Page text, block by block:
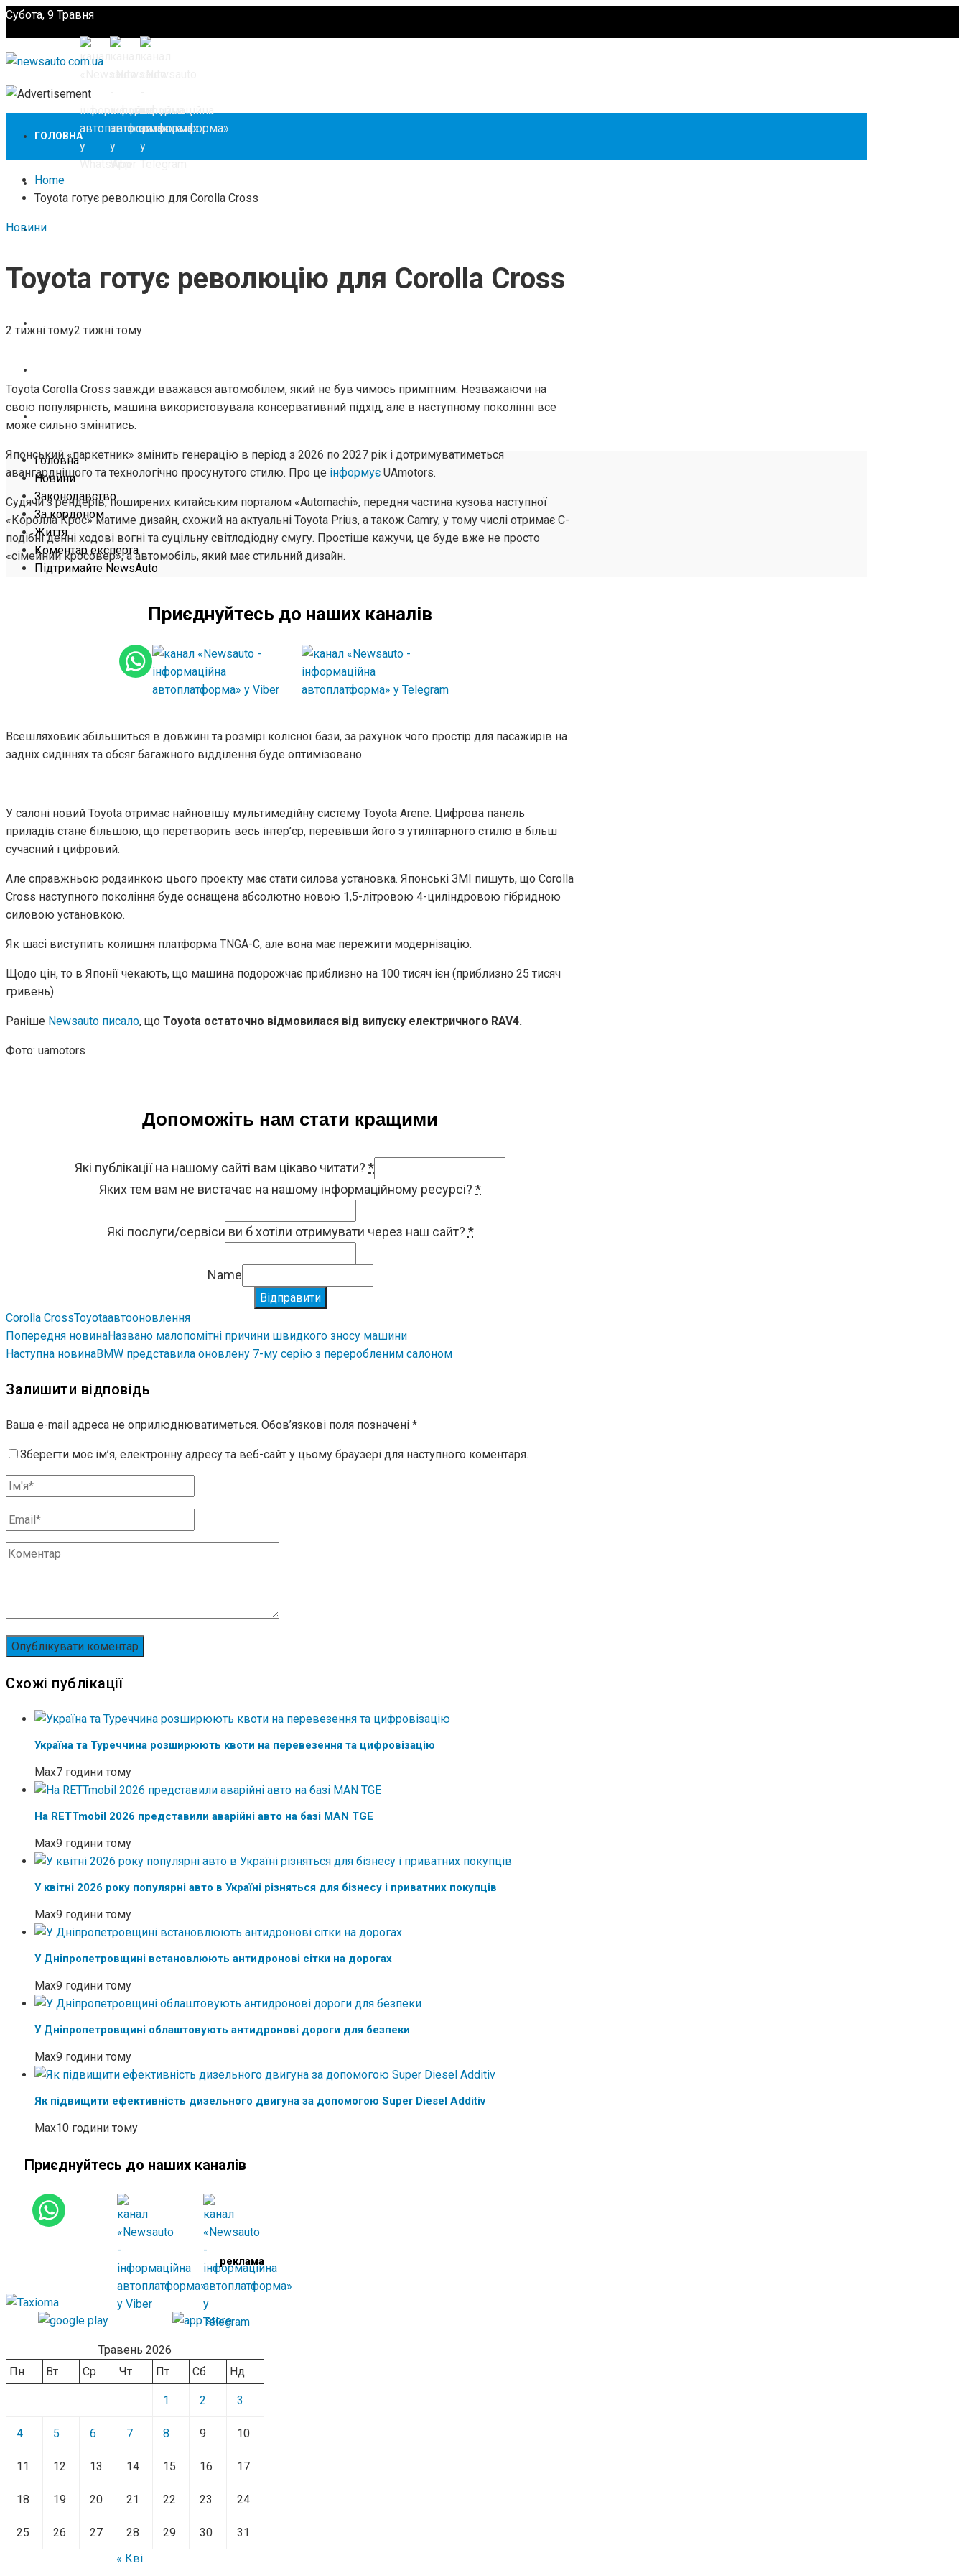
Субота, 9 Травня
ГОЛОВНА
НОВИНИ
ЗАКОНОДАВСТВО
ЗА КОРДОНОМ
ПІДТРИМАЙТЕ NEWSAUTO
Головна
Новини
Законодавство
За кордоном
Життя
Коментар експерта
Підтримайте NewsAuto
Home
Toyota готує революцію для Corolla Cross
Новини
Toyota готує революцію для Corolla Cross
2 тижні тому2 тижні тому
Toyota Corolla Cross завжди вважався автомобілем, який не був чимось примітним. Незважаючи на
свою популярність, машина використовувала консервативний підхід, але в наступному поколінні все
може сильно змінитись.
Японський «паркетник» змінить генерацію в період з 2026 по 2027 рік і дотримуватиметься
авангарднішого та технологічно просунутого стилю. Про це інформує UAmotors.
Судячи з рендерів, поширених китайським порталом «Automachi», передня частина кузова наступної
«Королла Крос» матиме дизайн, схожий на актуальні Toyota Prius, а також Camry, у тому числі отримає С-
подібні денні ходові вогні та суцільну світлодіодну смугу. Простіше кажучи, це буде вже не просто
«сімейний кросовер», а автомобіль, який має стильний дизайн.
Приєднуйтесь до наших каналів
Всешляховик збільшиться в довжині та розмірі колісної бази, за рахунок чого простір для пасажирів на
задніх сидіннях та обсяг багажного відділення буде оптимізовано.
У салоні новий Toyota отримає найновішу мультимедійну систему Toyota Arene. Цифрова панель
приладів стане більшою, що перетворить весь інтер’єр, перевівши його з утилітарного стилю в більш
сучасний і цифровий.
Але справжньою родзинкою цього проекту має стати силова установка. Японські ЗМІ пишуть, що Corolla
Cross наступного покоління буде оснащена абсолютно новою 1,5-літровою 4-циліндровою гібридною
силовою установкою.
Як шасі виступить колишня платформа TNGA-C, але вона має пережити модернізацію.
Щодо цін, то в Японії чекають, що машина подорожчає приблизно на 100 тисяч ієн (приблизно 25 тисяч
гривень).
Раніше Newsauto писало, що Toyota остаточно відмовилася від випуску електричного RAV4.
Фото: uamotors
Допоможіть нам стати кращими
Які публікації на нашому сайті вам цікаво читати? *
Яких тем вам не вистачає на нашому інформаційному ресурсі? *
Які послуги/сервіси ви б хотіли отримувати через наш сайт? *
Name
Відправити
Corolla CrossToyotaавтооновлення
Попередня новинаНазвано малопомітні причини швидкого зносу машини
Наступна новинаBMW представила оновлену 7-му серію з переробленим салоном
Залишити відповідь
Ваша e-mail адреса не оприлюднюватиметься. Обов’язкові поля позначені *
Зберегти моє ім’я, електронну адресу та веб-сайт у цьому браузері для наступного коментаря.
Схожі публікації
Україна та Туреччина розширюють квоти на перевезення та цифровізацію
Max7 години тому
На RETTmobil 2026 представили аварійні авто на базі MAN TGE
Max9 години тому
У квітні 2026 року популярні авто в Україні різняться для бізнесу і приватних покупців
Max9 години тому
У Дніпропетровщині встановлюють антидронові сітки на дорогах
Max9 години тому
У Дніпропетровщині облаштовують антидронові дороги для безпеки
Max9 години тому
Як підвищити ефективність дизельного двигуна за допомогою Super Diesel Additiv
Max10 години тому
Приєднуйтесь до наших каналів
реклама
Травень 2026
Пн
Вт Ср Чт Пт Сб Нд
1 2 3
4 5 6 7 8 9 10
11 12 13 14 15 16 17
18 19 20 21 22 23 24
25 26 27 28 29 30
31
« Кві